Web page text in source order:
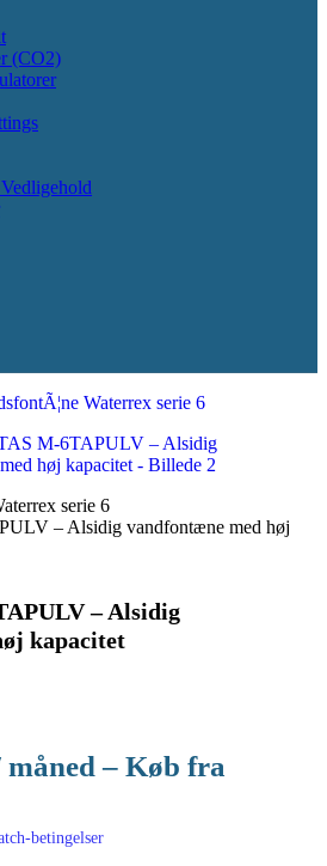
(CO2)
– Alsidig
kapacitet
måned – Køb fra
betingelser